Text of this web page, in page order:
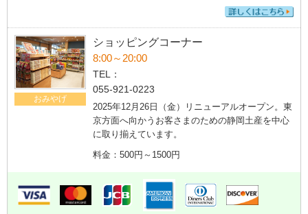
おみやげ
ショッピングコーナー
8:00～20:00
TEL：
055-921-0223
2025年12月26日（金）リニューアルオープン。東
京方面へ向かうお客さまのための静岡土産を中心
に取り揃えています。
料金：500円～1500円